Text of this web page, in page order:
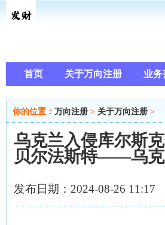
首页 关于万向注册 业务
你的位置： 万向注册 > 关于万向注册 >
乌克兰入侵库尔斯
贝尔法斯特——乌克
发布日期：2024-08-26